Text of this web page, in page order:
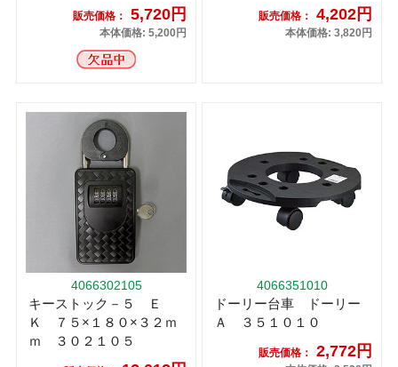
販売価格： 5,720円
本体価格: 5,200円
販売価格： 4,202円
本体価格: 3,820円
4066302105
キーストック－５ Ｅ
Ｋ ７５×１８０×３２ｍ
ｍ ３０２１０５
4066351010
ドーリー台車 ドーリー
Ａ ３５１０１０
販売価格： 2,772円